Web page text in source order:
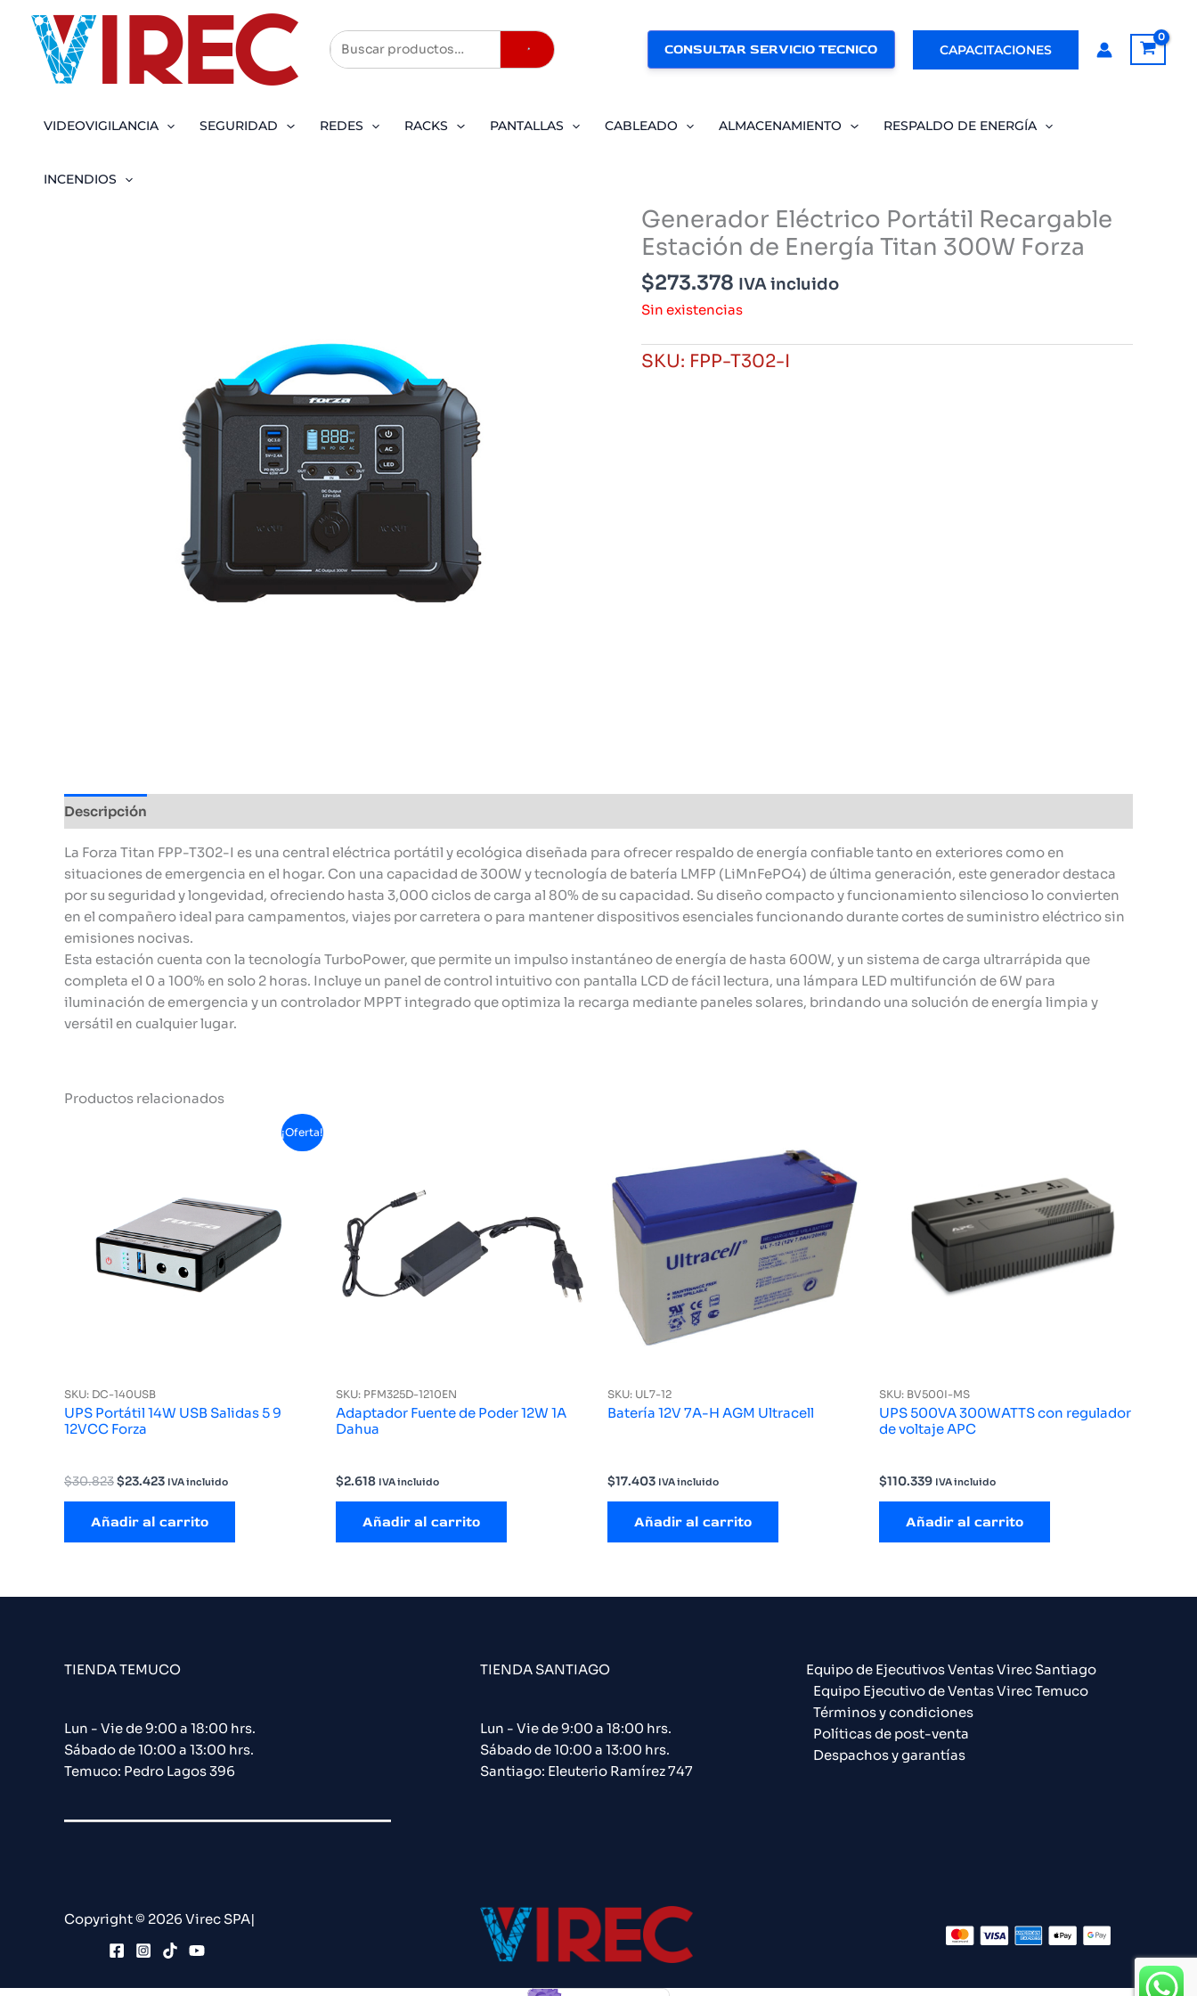
contenido
Buscar CONSULTAR SERVICIO TECNICO CAPACITACIONES
VIDEOVIGILANCIA SEGURIDAD REDES RACKS PANTALLAS CABLEADO ALMACENAMIENTO RESPALDO DE ENERGÍA
INCENDIOS
Generador Eléctrico Portátil Recargable
Estación de Energía Titan 300W Forza
$273.378 IVA incluido
Sin existencias
SKU: FPP-T302-I
Descripción
La Forza Titan FPP-T302-I es una central eléctrica portátil y ecológica diseñada para ofrecer respaldo de energía confiable tanto en exteriores como en
situaciones de emergencia en el hogar. Con una capacidad de 300W y tecnología de batería LMFP (LiMnFePO4) de última generación, este generador destaca
por su seguridad y longevidad, ofreciendo hasta 3,000 ciclos de carga al 80% de su capacidad. Su diseño compacto y funcionamiento silencioso lo convierten
en el compañero ideal para campamentos, viajes por carretera o para mantener dispositivos esenciales funcionando durante cortes de suministro eléctrico sin
emisiones nocivas.
Esta estación cuenta con la tecnología TurboPower, que permite un impulso instantáneo de energía de hasta 600W, y un sistema de carga ultrarrápida que
completa el 0 a 100% en solo 2 horas. Incluye un panel de control intuitivo con pantalla LCD de fácil lectura, una lámpara LED multifunción de 6W para
iluminación de emergencia y un controlador MPPT integrado que optimiza la recarga mediante paneles solares, brindando una solución de energía limpia y
versátil en cualquier lugar.
Productos relacionados
¡Oferta!
SKU: DC-140USB
UPS Portátil 14W USB Salidas 5 9
12VCC Forza
$30.823El
era:
$30.823.
$23.423El
es:
$23.423.
IVA incluido
Añadir al carrito
SKU: PFM325D-1210EN
Adaptador Fuente de Poder 12W 1A
Dahua
$2.618 IVA incluido
Añadir al carrito
SKU: UL7-12
Batería 12V 7A-H AGM Ultracell
$17.403 IVA incluido
Añadir al carrito
SKU: BV500I-MS
UPS 500VA 300WATTS con regulador
de voltaje APC
$110.339 IVA incluido
Añadir al carrito
TIENDA TEMUCO
Lun - Vie de 9:00 a 18:00 hrs.
Sábado de 10:00 a 13:00 hrs.
Temuco: Pedro Lagos 396
TIENDA SANTIAGO
Lun - Vie de 9:00 a 18:00 hrs.
Sábado de 10:00 a 13:00 hrs.
Santiago: Eleuterio Ramírez 747​
Equipo de Ejecutivos Ventas Virec Santiago
Equipo Ejecutivo de Ventas Virec Temuco
Términos y condiciones
Políticas de post-venta
Despachos y garantías
Copyright © 2026 Virec SPA|